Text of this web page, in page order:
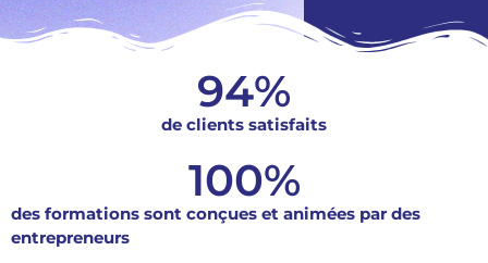
de clients satisfaits
94%
des formations sont conçues et animées par des
entrepreneurs
100%